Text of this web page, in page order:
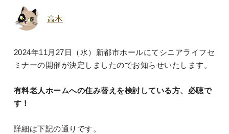
高木
2024年11月27日（水）新都市ホールにてシニアライフセ
ミナーの開催が決定しましたのでお知らせいたします。
有料老人ホームへの住み替えを検討している方、必聴で
す！
詳細は下記の通りです。